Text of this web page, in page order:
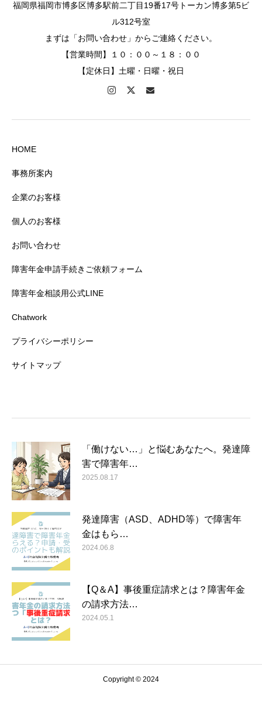
福岡県福岡市博多区博多駅前二丁目19番17号トーカン博多第5ビ
ル312号室
まずは「お問い合わせ」からご連絡ください。
【営業時間】１０：００～１８：００
【定休日】土曜・日曜・祝日
HOME
事務所案内
企業のお客様
個人のお客様
お問い合わせ
障害年金申請手続きご依頼フォーム
障害年金相談用公式LINE
Chatwork
プライバシーポリシー
サイトマップ
「働けない…」と悩むあなたへ。発達障
害で障害年…
2025.08.17
発達障害（ASD、ADHD等）で障害年
金はもら…
2024.06.8
【Q＆A】事後重症請求とは？障害年金
の請求方法…
2024.05.1
Copyright © 2024